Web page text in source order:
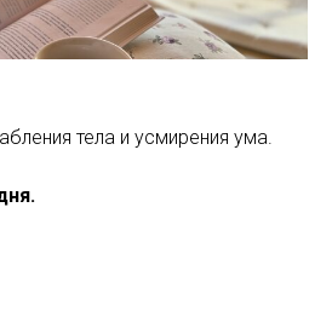
тела и усмирения ума.